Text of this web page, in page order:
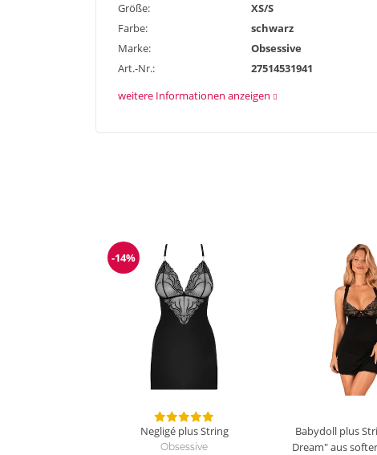
Größe:
XS/S
Farbe:
schwarz
Marke:
Obsessive
Art.-Nr.:
27514531941
weitere Informationen anzeigen
Reduzierung
-14%
Negligé plus String
Obsessive
Babydoll plus
Dream" aus